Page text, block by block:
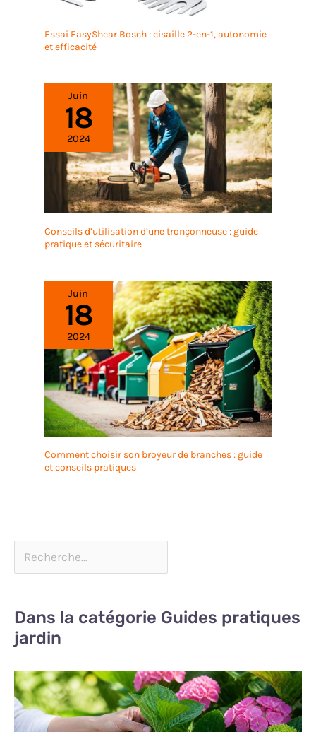
Essai EasyShear Bosch : cisaille 2-en-1, autonomie
et efficacité
Juin
18
2024
Conseils d’utilisation d’une tronçonneuse : guide
pratique et sécuritaire
Juin
18
2024
Comment choisir son broyeur de branches : guide
et conseils pratiques
Dans la catégorie Guides pratiques
jardin